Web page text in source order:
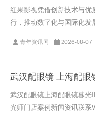
红果影视凭借创新技术与优
行，推动数字化与国际化发
青年资讯网 2026-08-07
武汉配眼镜 上海配眼
武汉配眼镜上海配眼镜暮光
光师门店案例新闻资讯联系